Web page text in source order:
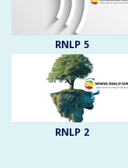
RNLP 5
RNLP 2